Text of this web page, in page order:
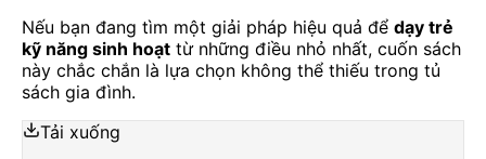
Nếu bạn đang tìm một giải pháp hiệu quả để dạy trẻ
kỹ năng sinh hoạt từ những điều nhỏ nhất, cuốn sách
này chắc chắn là lựa chọn không thể thiếu trong tủ
sách gia đình.
Tải xuống